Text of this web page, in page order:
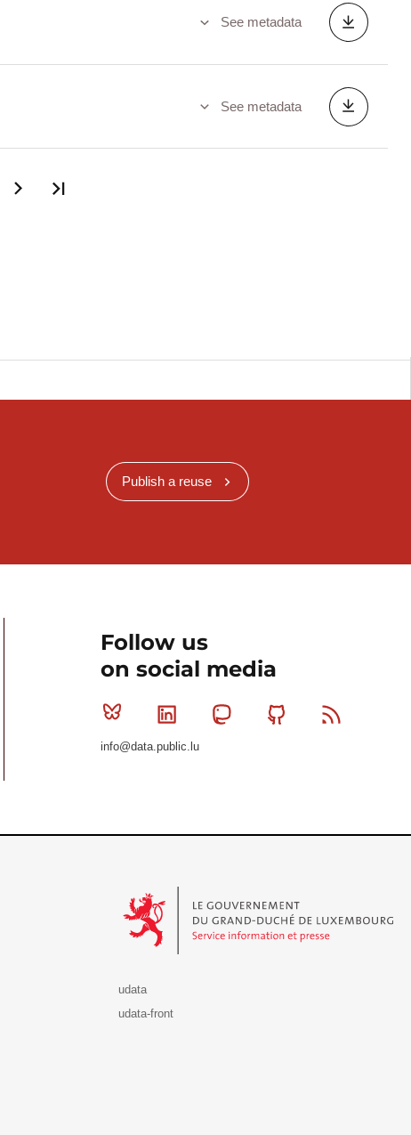
See metadata
See metadata
Publish a reuse
Follow us
on social media
Bluesky Linkedin MastodonGithub
info@data.public.lu
udata
udata-front